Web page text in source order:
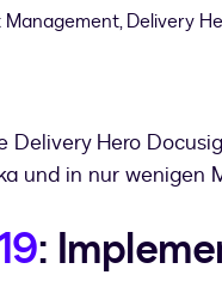
Delivery
Hero
und in nur wenigen
: